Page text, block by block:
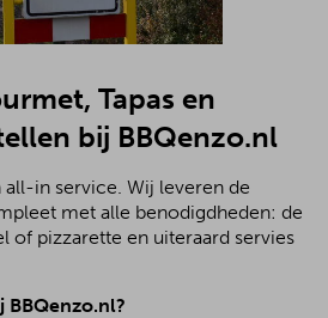
Tapas en
bij BBQenzo.nl
in service. Wij leveren de
met alle benodigdheden: de
of pizzarette en uiteraard servies